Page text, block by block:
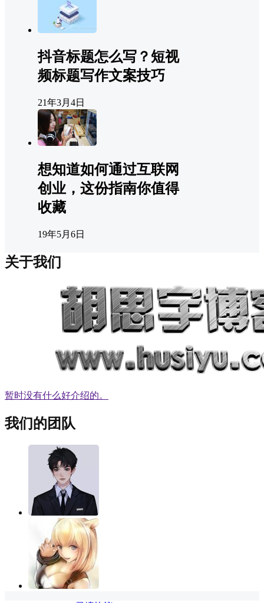
抖音标题怎么写？短视
频标题写作文案技巧
21年3月4日
想知道如何通过互联网
创业，这份指南你值得
收藏
19年5月6日
关于我们
暂时没有什么好介绍的。
我们的团队